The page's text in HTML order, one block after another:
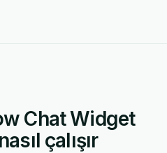
Chat Widget
çalışır